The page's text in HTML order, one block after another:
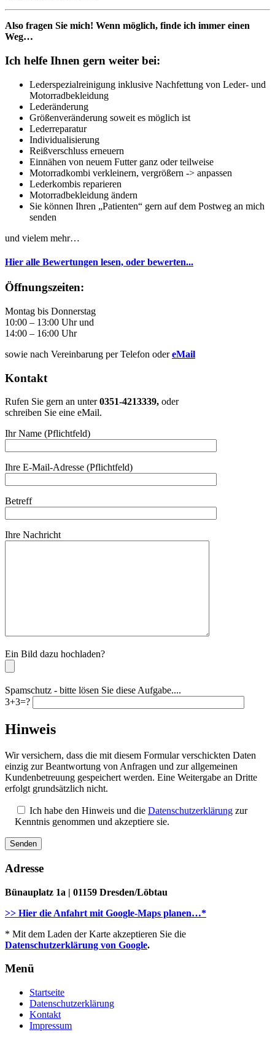
Also fragen Sie mich! Wenn möglich, finde ich immer einen
Weg…
Sidebar
Ich helfe Ihnen gern weiter bei:
Lederspezialreinigung inklusive Nachfettung von Leder- und
Motorradbekleidung
Lederänderung
Größenveränderung soweit es möglich ist
Lederreparatur
Individualisierung
Reißverschluss erneuern
Einnähen von neuem Futter ganz oder teilweise
Motorradkombi verkleinern, vergrößern -> anpassen
Lederkombis reparieren
Motorradbekleidung ändern
Sie können Ihren „Patienten“ gern auf dem Postweg an mich
senden
und vielem mehr…
Hier alle Bewertungen lesen, oder bewerten...
Öffnungszeiten:
Montag bis Donnerstag
10:00 – 13:00 Uhr und
14:00 – 16:00 Uhr
sowie nach Vereinbarung per Telefon odereMail
Kontakt
Rufen Sie gern an unter0351-4213339, oder
schreiben Sie eine eMail.
Ihr Name (Pflichtfeld)
Ihre E-Mail-Adresse (Pflichtfeld)
Betreff
Ihre Nachricht
Bitte lassen Sie dieses Feld leer.
Ein Bild dazu hochladen?
Spamschutz - bitte lösen Sie diese Aufgabe....
3+3=?
Hinweis
Wir versichern, dass die mit diesem Formular verschickten Daten
einzig zur Beantwortung von Anfragen und zur allgemeinen
Kundenbetreuung gespeichert werden. Eine Weitergabe an Dritte
erfolgt grundsätzlich nicht.
Ich habe den Hinweis und die Datenschutzerklärung zur
Kenntnis genommen und akzeptiere sie.
Adresse
Bünauplatz 1a | 01159 Dresden/Löbtau
>> Hier die Anfahrt mit Google-Maps planen…*
* Mit dem Laden der Karte akzeptieren Sie die
Datenschutzerklärung von Google.
Menü
Startseite
Datenschutzerklärung
Kontakt
Impressum